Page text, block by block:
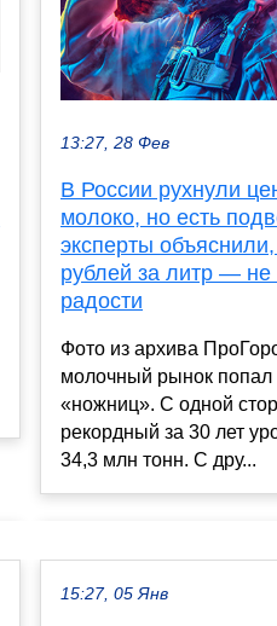
13:27, 28 Фев
В России рухнули
молоко, но есть
эксперты
рублей за литр —
радости
Фото из архива
молочный рынок попал
«ножниц». С одной
рекордный за 30 лет
34,3 млн тонн. С дру...
15:27, 05 Янв